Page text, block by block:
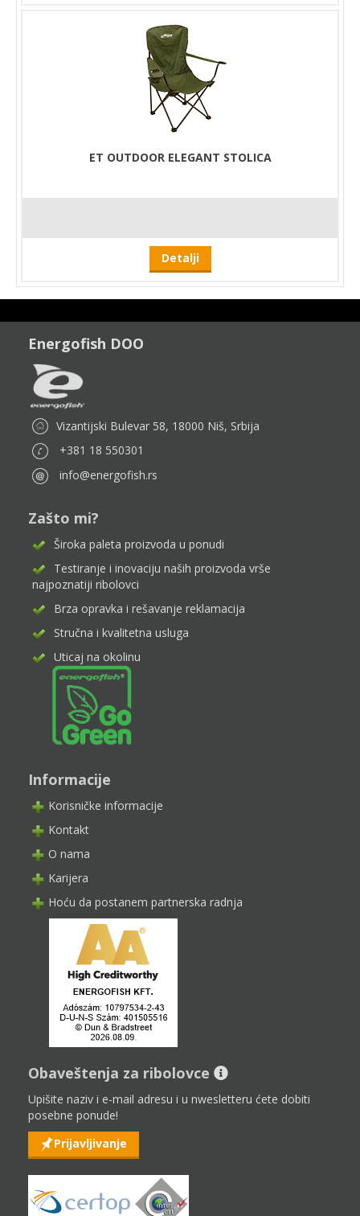
ET OUTDOOR ELEGANT STOLICA
Detalji
Energofish DOO
Vizantijski Bulevar 58, 18000 Niš, Srbija
+381 18 550301
info@energofish.rs
Zašto mi?
Široka paleta proizvoda u ponudi
Testiranje i inovaciju naših proizvoda vrše
najpoznatiji ribolovci
Brza opravka i rešavanje reklamacija
Stručna i kvalitetna usluga
Uticaj na okolinu
Informacije
Korisničke informacije
Kontakt
O nama
Karijera
Hoću da postanem partnerska radnja
Obaveštenja za ribolovce
Upišite naziv i e-mail adresu i u nwesletteru ćete dobiti
posebne ponude!
Prijavljivanje